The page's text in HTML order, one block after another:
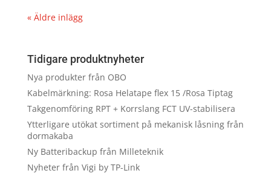
« Äldre inlägg
Tidigare produktnyheter
Nya produkter från OBO
Kabelmärkning: Rosa Helatape flex 15 /Rosa Tiptag
Takgenomföring RPT + Korrslang FCT UV-stabilisera
Ytterligare utökat sortiment på mekanisk låsning från
dormakaba
Ny Batteribackup från Milleteknik
Nyheter från Vigi by TP-Link